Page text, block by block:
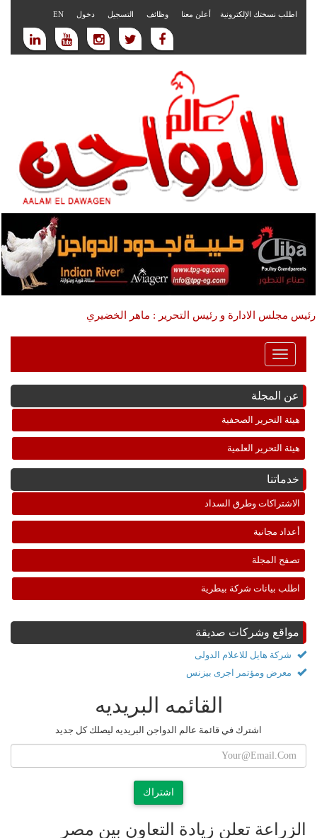
اطلب نسختك الإلكترونية أعلن معنا وظائف التسجيل دخول EN
رئيس مجلس الادارة و رئيس التحرير : ماهر الخضيري
Toggle
Navigation
عن المجلة
هيئة التحرير الصحفية
هيئة التحرير العلمية
خدماتنا
الاشتراكات وطرق السداد
أعداد مجانية
تصفح المجلة
اطلب بيانات شركة بيطرية
مواقع وشركات صديقة
شركة هايل للاعلام الدولى
معرض ومؤتمر اجرى بيزنس
القائمه البريديه
اشترك في قائمة عالم الدواجن البريديه ليصلك كل جديد
اشتراك
الزراعة تعلن زيادة التعاون بين مصر